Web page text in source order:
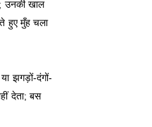
उनकी खाल
हुए मुँह चला
झगड़ों-दंगों-
देता; बस